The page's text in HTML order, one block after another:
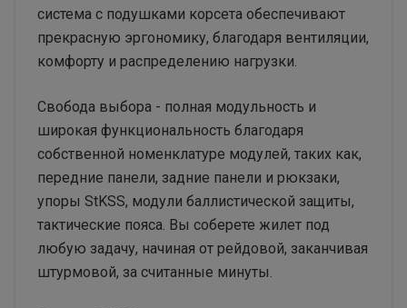
система с подушками корсета обеспечивают
прекрасную эргономику, благодаря вентиляции,
комфорту и распределению нагрузки.
Свобода выбора - полная модульность и
широкая функциональность благодаря
собственной номенклатуре модулей, таких как,
передние панели, задние панели и рюкзаки,
упоры StKSS, модули баллистической защиты,
тактические пояса. Вы соберете жилет под
любую задачу, начиная от рейдовой, заканчивая
штурмовой, за считанные минуты.